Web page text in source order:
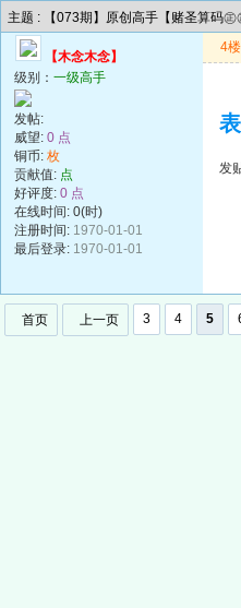
主题 : 【073期】原创高手【赌圣算码
【木念木念】
级别： 一级高手
发帖:
威望: 0 点
铜币: 枚
贡献值: 点
好评度: 0 点
在线时间: 0(时)
注册时间: 1970-01-01
最后登录: 1970-01-01
4楼
发
首页 上一页 3 4 5